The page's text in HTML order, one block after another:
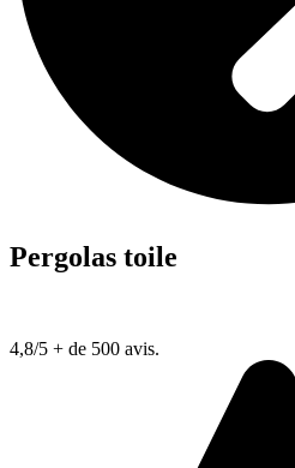
Pergolas toile
4,8/5 + de 500 avis.